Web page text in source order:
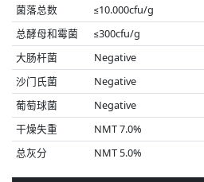
菌落总数
≤10.000cfu/g
总酵母和霉菌
≤300cfu/g
大肠杆菌
Negative
沙门氏菌
Negative
葡萄球菌
Negative
干燥失重
NMT 7.0%
总灰分
NMT 5.0%